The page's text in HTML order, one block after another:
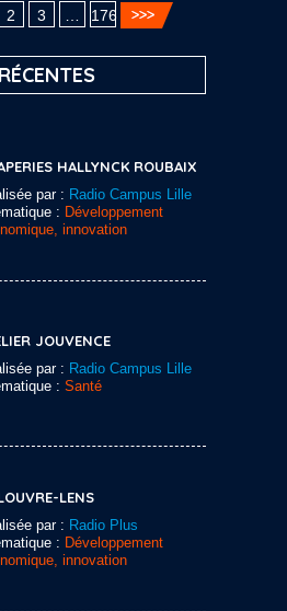
2 3 176
HALLYNCK ROUBAIX
par : Radio Campus Lille
: Développement
innovation
JOUVENCE
par : Radio Campus Lille
: Santé
LENS
par : Radio Plus
: Développement
innovation